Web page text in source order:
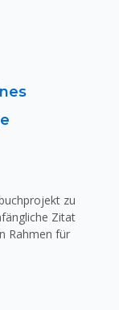
zu
Zitat
Rahmen für